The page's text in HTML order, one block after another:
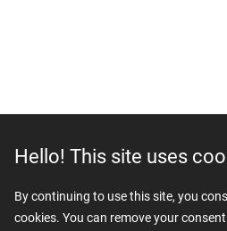
Hello! This site uses
By continuing to use this site, you
cookies. You can remove your